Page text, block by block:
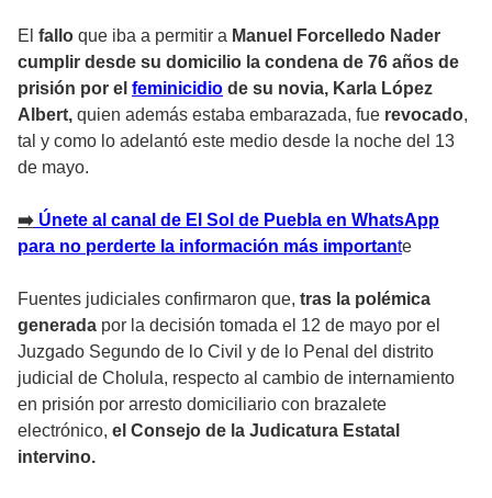
El fallo que iba a permitir a Manuel Forcelledo Nader
cumplir desde su domicilio la condena de 76 años de
prisión por el feminicidio de su novia, Karla López
Albert, quien además estaba embarazada, fue revocado,
tal y como lo adelantó este medio desde la noche del 13
de mayo.
➡ ️ Únete al canal de El Sol de Puebla en WhatsApp
para no perderte la información más importante
Fuentes judiciales confirmaron que, tras la polémica
generada por la decisión tomada el 12 de mayo por el
Juzgado Segundo de lo Civil y de lo Penal del distrito
judicial de Cholula, respecto al cambio de internamiento
en prisión por arresto domiciliario con brazalete
electrónico, el Consejo de la Judicatura Estatal
intervino.